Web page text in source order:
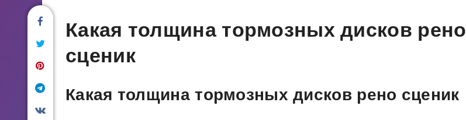
Какая толщина тормозных дисков рено
сценик
Какая толщина тормозных дисков рено сценик